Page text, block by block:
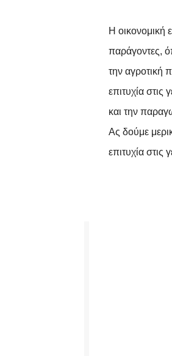
Η οικονομική
παράγοντες,
την αγροτική
επιτυχία
και την
Ας δούμε
επιτυχία στις